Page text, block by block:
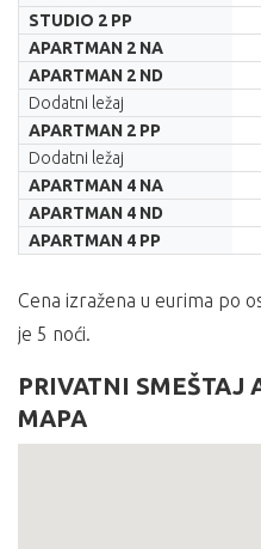
STUDIO 2 PP
APARTMAN 2 NA
APARTMAN 2 ND
Dodatni ležaj
APARTMAN 2 PP
Dodatni ležaj
APARTMAN 4 NA
APARTMAN 4 ND
APARTMAN 4 PP
Cena izražena u eurima po
je 5 noći.
PRIVATNI SMEŠTAJ
MAPA